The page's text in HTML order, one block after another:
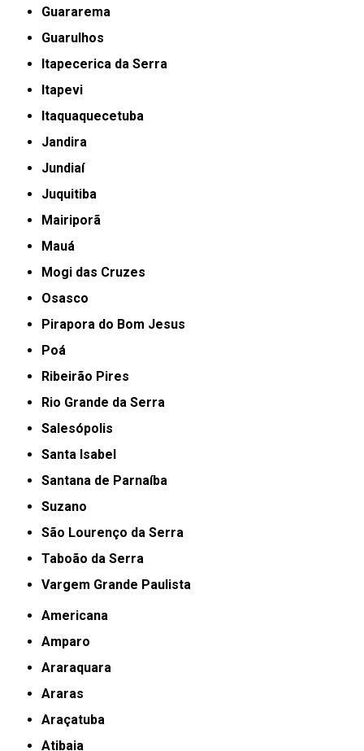
Guararema
Guarulhos
Itapecerica da Serra
Itapevi
Itaquaquecetuba
Jandira
Jundiaí
Juquitiba
Mairiporã
Mauá
Mogi das Cruzes
Osasco
Pirapora do Bom Jesus
Poá
Ribeirão Pires
Rio Grande da Serra
Salesópolis
Santa Isabel
Santana de Parnaíba
Suzano
São Lourenço da Serra
Taboão da Serra
Vargem Grande Paulista
Americana
Amparo
Araraquara
Araras
Araçatuba
Atibaia